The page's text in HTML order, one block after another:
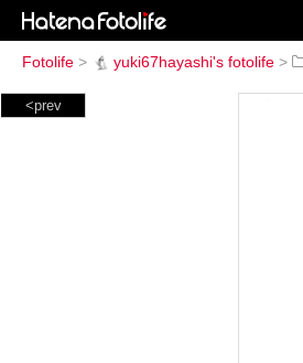
Fotolife > yuki67hayashi's fotolife >
<prev